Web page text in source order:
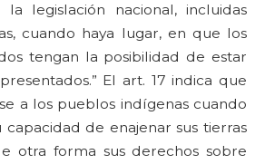
la legislación nacional, incluidas
cuando haya lugar, en que los
tengan la posibilidad de estar
El art. 17 indica que
a los pueblos indígenas cuando
capacidad de enajenar sus tierras
otra forma sus derechos sobre